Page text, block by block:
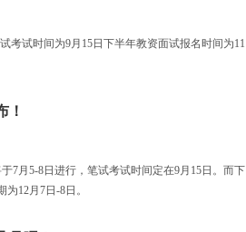
考试时间为9月15日下半年教资面试报名时间为11
！
7月5-8日进行，笔试考试时间定在9月15日。而下
12月7日-8日。